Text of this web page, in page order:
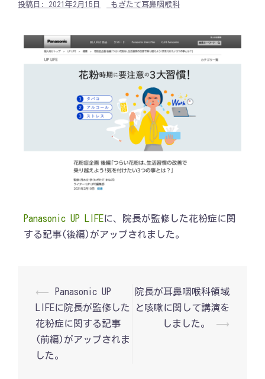
投稿日: 2021年2月15日 もぎたて耳鼻咽喉科
Panasonic UP LIFEに、院長が監修した花粉症に関
する記事(後編)がアップされました。
投
ナ
ビ
ゲ
ー
シ
⟵
Panasonic UP
LIFEに院長が監修した
花粉症に関する記事
(前編)がアップされま
した。
院長が耳鼻咽喉科領域
と咳嗽に関して講演を
しました。
⟶